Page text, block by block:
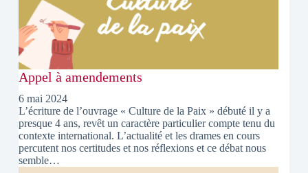
Appel à amendements
6 mai 2024
L’écriture de l’ouvrage « Culture de la Paix » débuté il y a
presque 4 ans, revêt un caractère particulier compte tenu du
contexte international. L’actualité et les drames en cours
percutent nos certitudes et nos réflexions et ce débat nous
semble…